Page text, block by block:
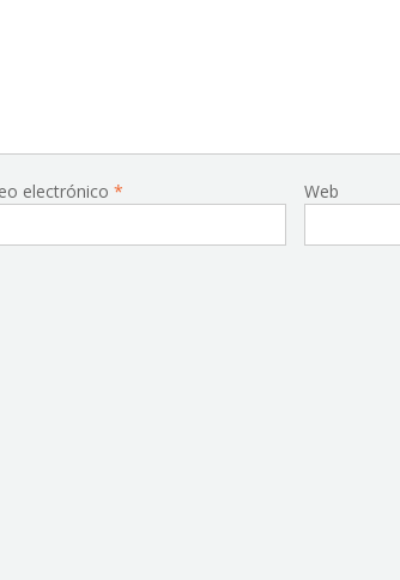
electrónico * Web